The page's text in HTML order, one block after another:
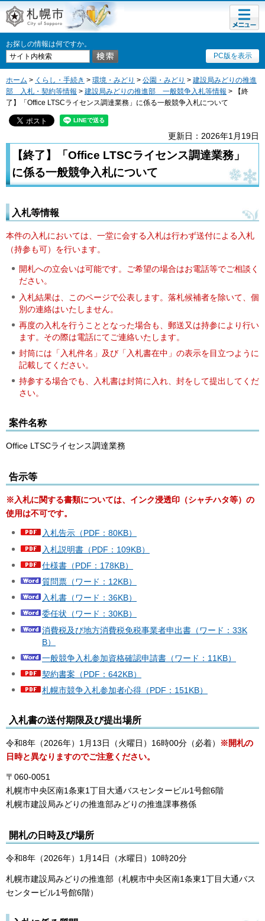
札幌市
お探しの情報は何ですか。
PC版を表示
メニュ
ー
ホーム > くらし・手続き > 環境・みどり > 公園・みどり > 建設局みどりの推進
部 入札・契約等情報 > 建設局みどりの推進部 一般競争入札等情報 > 【終
了】「Office LTSCライセンス調達業務」に係る一般競争入札について
更新日：2026年1月19日
【終了】「Office LTSCライセンス調達業務」
に係る一般競争入札について
入札等情報
本件の入札においては、一堂に会する入札は行わず送付による入札
（持参も可）を行います。
開札への立会いは可能です。ご希望の場合はお電話等でご相談く
ださい。
入札結果は、このページで公表します。落札候補者を除いて、個
別の連絡はいたしません。
再度の入札を行うこととなった場合も、郵送又は持参により行い
ます。その際は電話にてご連絡いたします。
封筒には「入札件名」及び「入札書在中」の表示を目立つように
記載してください。
持参する場合でも、入札書は封筒に入れ、封をして提出してくだ
さい。
案件名称
Office LTSCライセンス調達業務
告示等
※入札に関する書類については、インク浸透印（シャチハタ等）の
使用は不可です。
入札告示（PDF：80KB）
入札説明書（PDF：109KB）
仕様書（PDF：178KB）
質問票（ワード：12KB）
入札書（ワード：36KB）
委任状（ワード：30KB）
消費税及び地方消費税免税事業者申出書（ワード：33K
B）
一般競争入札参加資格確認申請書（ワード：11KB）
契約書案（PDF：642KB）
札幌市競争入札参加者心得（PDF：151KB）
入札書の送付期限及び提出場所
令和8年（2026年）1月13日（火曜日）16時00分（必着）
※開札の
日時と異なりますのでご注意ください。
〒060-0051
札幌市中央区南1条東1丁目大通バスセンタービル1号館6階
札幌市建設局みどりの推進部みどりの推進課事務係
開札の日時及び場所
令和8年（2026年）1月14日（水曜日）10時20分
札幌市建設局みどりの推進部（札幌市中央区南1条東1丁目大通バス
センタービル1号館6階）